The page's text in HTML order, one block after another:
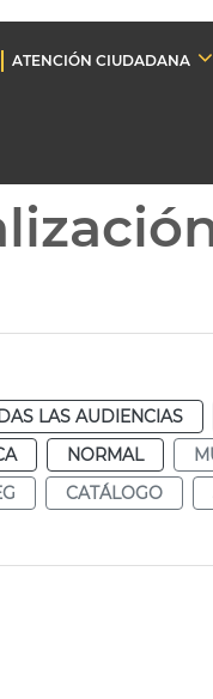
ATENCIÓN CIUDADANA
LAS AUDIENCIAS
NORMAL
CATÁLOGO